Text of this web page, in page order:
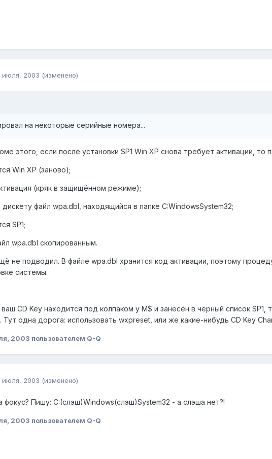
июля, 2003 (изменено)
на некоторые серийные номера...
этого, если после установки SP1 Win XP снова требует активации,
Win XP (заново);
(кряк в защищённом режиме);
дискету файл wpa.dbl, находящийся в папке C:WindowsSystem32;
SP1;
wpa.dbl скопированным.
не подводил. В файле wpa.dbl хранится код активации, поэтому
системы.
CD Key находится под колпаком у M$ и занесён в чёрный список
Тут одна дорога: использовать wxpreset, или же какие-нибудь CD Key
2003 пользователем Q-Q
июля, 2003 (изменено)
фокус? Пишу: C:(слэш)Windows(слэш)System32 - а слэша нет?!
2003 пользователем Q-Q